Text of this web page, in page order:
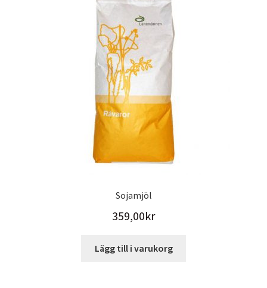
Sojamjöl
359,00kr
Lägg till i varukorg